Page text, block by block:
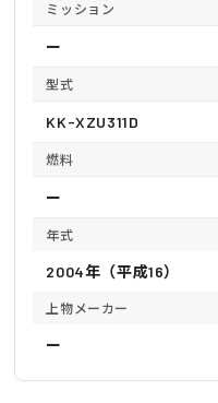
ミッション
ー
型式
KK-XZU311D
燃料
ー
年式
2004年（平成16）
上物メーカー
ー